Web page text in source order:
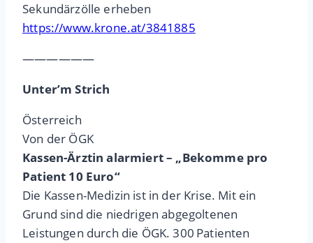
Sekundärzölle erheben
https://www.krone.at/3841885
——————
Unter’m Strich
Österreich
Von der ÖGK
Kassen-Ärztin alarmiert – „Bekomme pro
Patient 10 Euro“
Die Kassen-Medizin ist in der Krise. Mit ein
Grund sind die niedrigen abgegoltenen
Leistungen durch die ÖGK. 300 Patienten